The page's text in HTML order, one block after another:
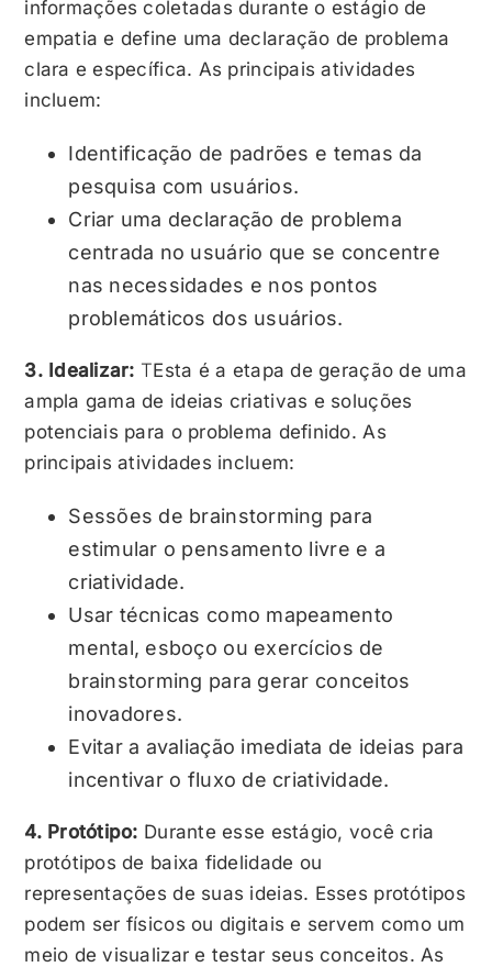
informações coletadas durante o estágio de
empatia e define uma declaração de problema
clara e específica. As principais atividades
incluem:
Identificação de padrões e temas da
pesquisa com usuários.
Criar uma declaração de problema
centrada no usuário que se concentre
nas necessidades e nos pontos
problemáticos dos usuários.
3. Idealizar: TEsta é a etapa de geração de uma
ampla gama de ideias criativas e soluções
potenciais para o problema definido. As
principais atividades incluem:
Sessões de brainstorming para
estimular o pensamento livre e a
criatividade.
Usar técnicas como mapeamento
mental, esboço ou exercícios de
brainstorming para gerar conceitos
inovadores.
Evitar a avaliação imediata de ideias para
incentivar o fluxo de criatividade.
4. Protótipo: Durante esse estágio, você cria
protótipos de baixa fidelidade ou
representações de suas ideias. Esses protótipos
podem ser físicos ou digitais e servem como um
meio de visualizar e testar seus conceitos. As